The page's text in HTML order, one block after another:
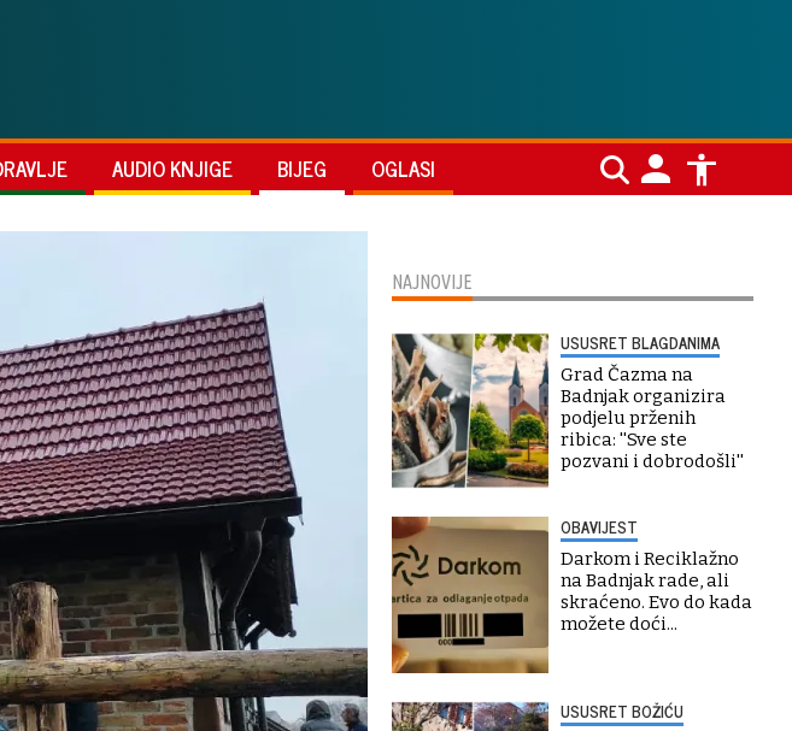
AUDIO KNJIGE BIJEG OGLASI
NAJNOVIJE
USUSRET BLAGDANIMA
Grad Čazma na
Badnjak organizira
podjelu prženih
ribica: ''Sve ste
pozvani i dobrodošli''
OBAVIJEST
Darkom i Reciklažno
na Badnjak rade, ali
skraćeno. Evo do kada
možete doći...
USUSRET BOŽIĆU